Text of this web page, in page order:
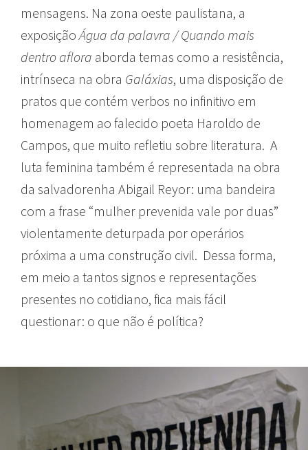
mensagens. Na zona oeste paulistana, a
exposiçãoÁgua da palavra / Quando mais
dentro aflora aborda temas como a resistência,
intrínseca na obra Galáxias, uma disposição de
pratos que contém verbos no infinitivo em
homenagem ao falecido poeta Haroldo de
Campos, que muito refletiu sobre literatura. A
luta feminina também é representada na obra
da salvadorenha Abigail Reyor: uma bandeira
com a frase “mulher prevenida vale por duas”
violentamente deturpada por operários
próxima a uma construção civil. Dessa forma,
em meio a tantos signos e representações
presentes no cotidiano, fica mais fácil
questionar: o que não é política?